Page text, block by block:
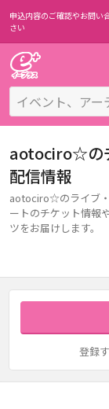
申込内容のご確認やお問い
さい
aotociro☆の
配信情報
aotociro☆のライブ
ートのチケット情報
ツをお届けします。
登録